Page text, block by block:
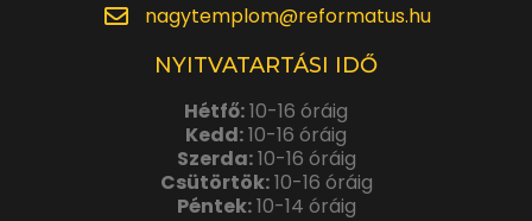
nagytemplom@reformatus.hu
NYITVATARTÁSI IDŐ
Hétfő:10-16 óráig
Kedd:10-16 óráig
Szerda:10-16 óráig
Csütörtök:10-16 óráig
Péntek:10-14 óráig